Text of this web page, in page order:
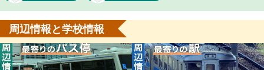
周辺情報と学校情報